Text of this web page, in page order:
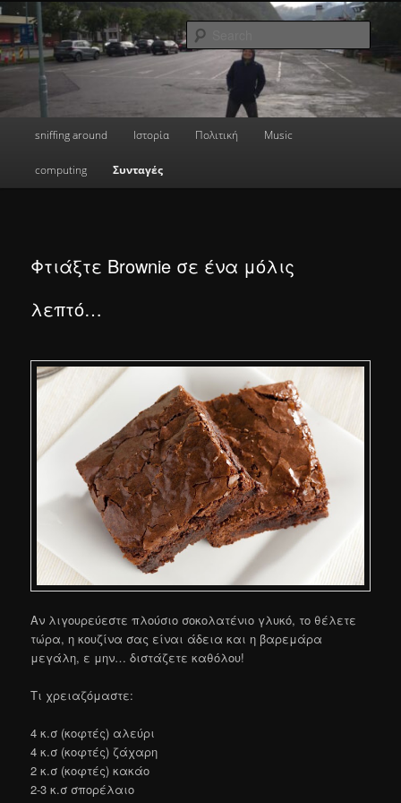
Skip
to
primary
contentdone's blog
a greek geek
sniffing around Ιστορία Πολιτική Music
computing Συνταγές
Φτιάξτε Brownie σε ένα μόλις
λεπτό…
Αν λιγουρεύεστε πλούσιο σοκολατένιο γλυκό, το θέλετε
τώρα, η κουζίνα σας είναι άδεια και η βαρεμάρα
μεγάλη, ε μην… διστάζετε καθόλου!
Τι χρειαζόμαστε:
4 κ.σ (κοφτές) αλεύρι
4 κ.σ (κοφτές) ζάχαρη
2 κ.σ (κοφτές) κακάο
2-3 κ.σ σπορέλαιο